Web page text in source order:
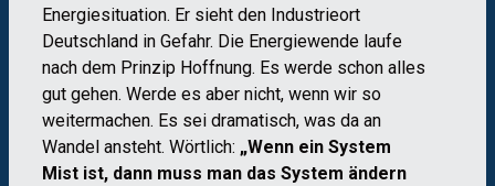
Energiesituation. Er sieht den Industrieort
Deutschland in Gefahr. Die Energiewende laufe
nach dem Prinzip Hoffnung. Es werde schon alles
gut gehen. Werde es aber nicht, wenn wir so
weitermachen. Es sei dramatisch, was da an
Wandel ansteht. Wörtlich: „Wenn ein System
Mist ist, dann muss man das System ändern